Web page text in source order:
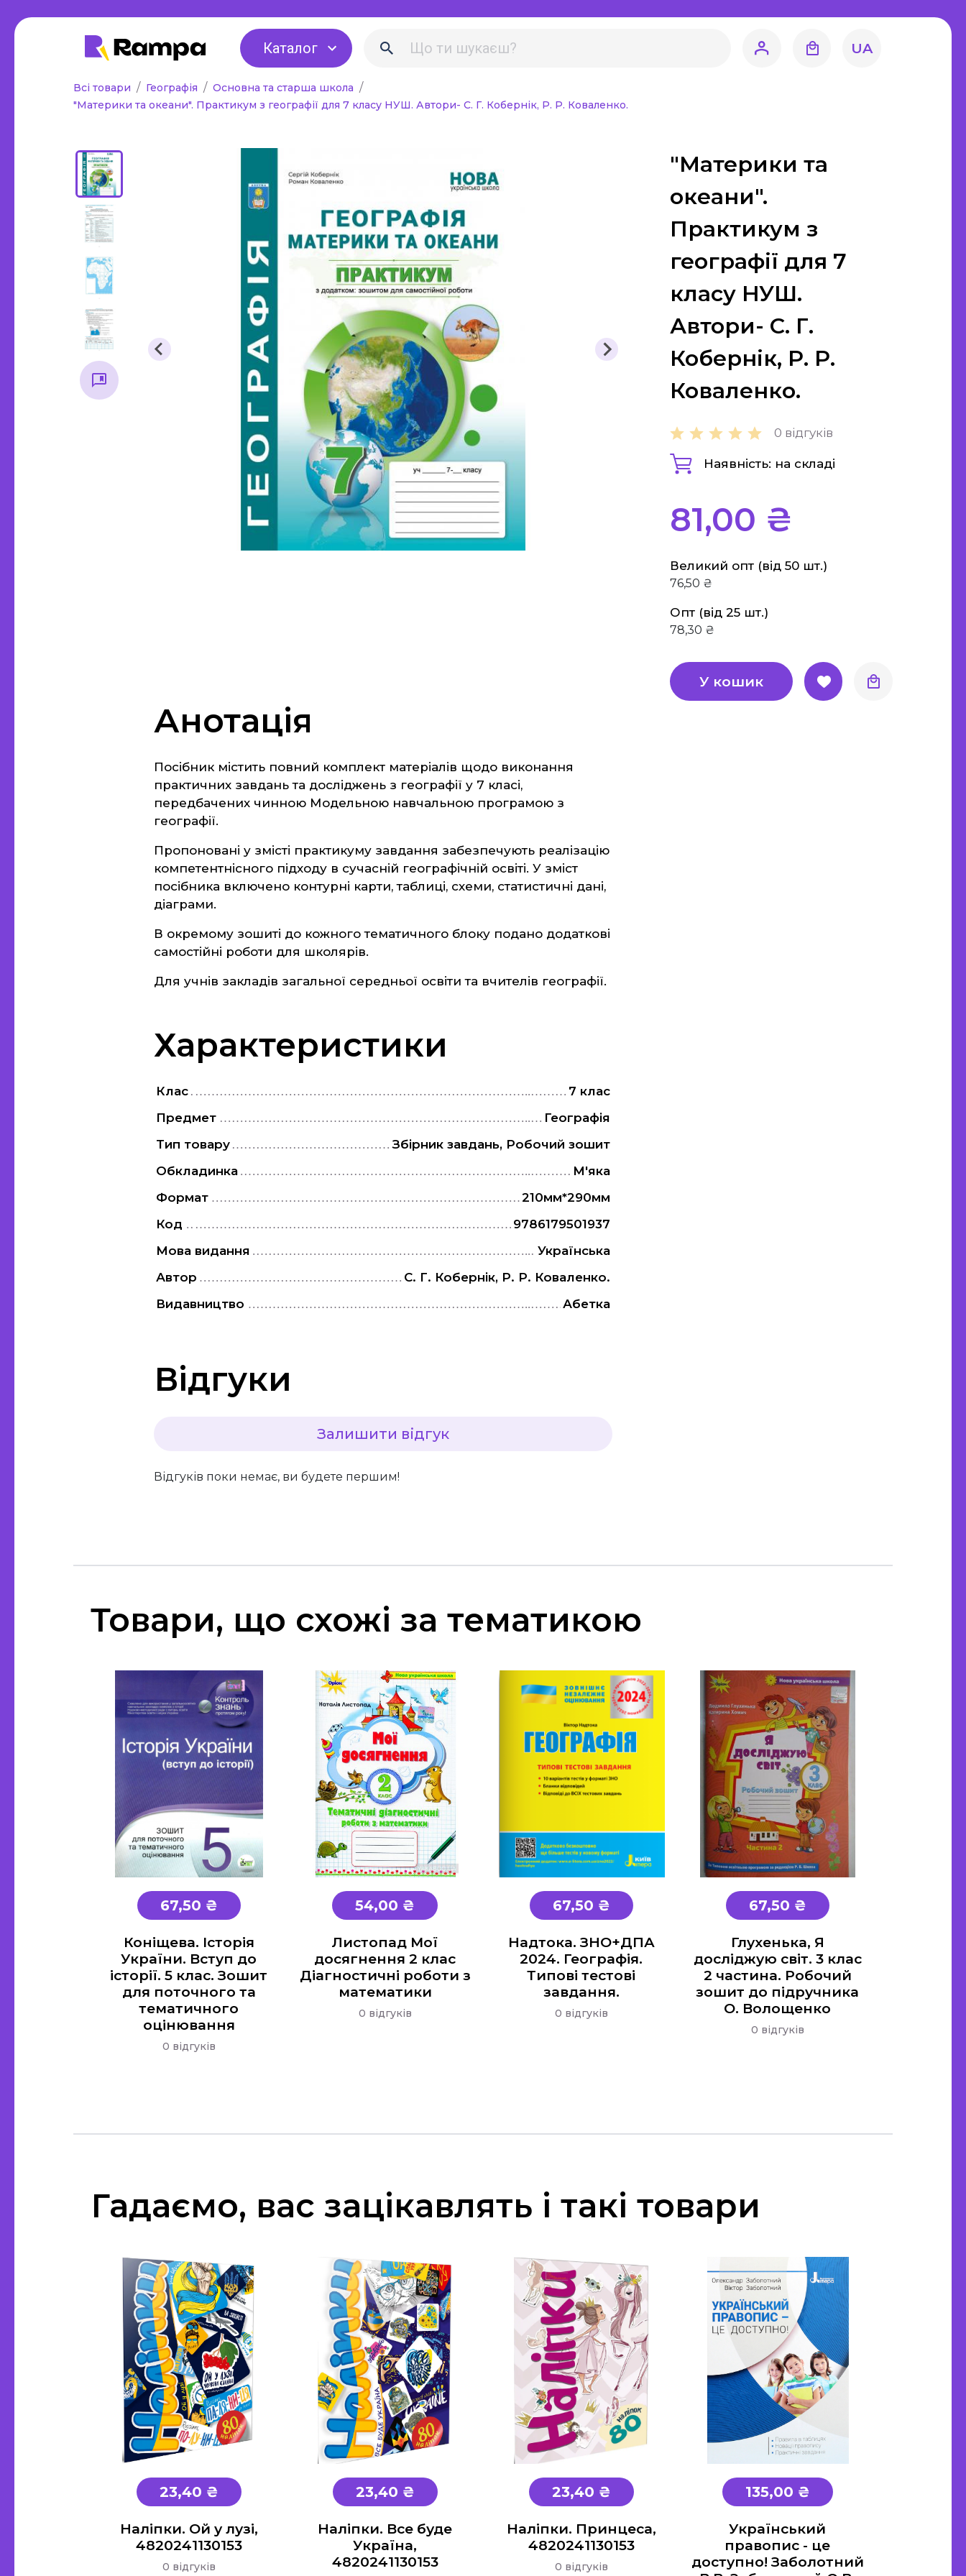
Каталог UA
Всі товари Географія
Основна та старша школа
"Материки та океани". Практикум з географії для 7 класу НУШ. Автори- С. Г. Кобернік, Р. Р. Коваленко.
"Материки та
океани".
Практикум з
географії для 7
класу НУШ.
Автори- С. Г.
Кобернік, Р. Р.
Коваленко.
0 відгуків
Наявність: на складі
81,00 ₴
Великий опт (від 50 шт.)
76,50 ₴
Опт (від 25 шт.)
78,30 ₴
У кошик
Анотація
Посібник містить повний комплект матеріалів щодо виконання
практичних завдань та досліджень з географії у 7 класі,
передбачених чинною Модельною навчальною програмою з
географії.
Пропоновані у змісті практикуму завдання забезпечують реалізацію
компетентнісного підходу в сучасній географічній освіті. У зміст
посібника включено контурні карти, таблиці, схеми, статистичні дані,
діаграми.
В окремому зошиті до кожного тематичного блоку подано додаткові
самостійні роботи для школярів.
Для учнів закладів загальної середньої освіти та вчителів географії.
Характеристики
Клас
7 клас
Предмет
Географія
Тип товару
Збірник завдань, Робочий зошит
Обкладинка
М'яка
Формат
210мм*290мм
Код
9786179501937
Мова видання
Українська
Автор
С. Г. Кобернік, Р. Р. Коваленко.
Видавництво
Абетка
Відгуки
Залишити відгук
Відгуків поки немає, ви будете першим!
Товари, що схожі за тематикою
67,50 ₴
Коніщева. Історія
України. Вступ до
історії. 5 клас. Зошит
для поточного та
тематичного
оцінювання
0 відгуків
54,00 ₴
Листопад Мої
досягнення 2 клас
Діагностичні роботи з
математики
0 відгуків
67,50 ₴
Надтока. ЗНО+ДПА
2024. Географія.
Типові тестові
завдання.
0 відгуків
67,50 ₴
Глухенька, Я
досліджую світ. 3 клас
2 частина. Робочий
зошит до підручника
О. Волощенко
0 відгуків
Гадаємо, вас зацікавлять і такі товари
23,40 ₴
Наліпки. Ой у лузі,
4820241130153
0 відгуків
23,40 ₴
Наліпки. Все буде
Україна,
4820241130153
23,40 ₴
Наліпки. Принцеса,
4820241130153
0 відгуків
135,00 ₴
Український
правопис - це
доступно! Заболотний
ранній розвиток,
підготовка до
школи
аплікації
Робочі зошити
Стенди, оформлення
інтер'єру, роздаткові
матеріали, таблиці
Методична література, все
для вихователя
Початкова школа
2 клас
4 клас
1-4 класів
Методичні рекомендації,
все для вчителя
Інклюзивне навчання
Таблиці, наочність
Інше
Основна та
старша школа
Основи здоров'я
Історія
Правознавство
Екологія
Фізика
Німецька мова
Образотворче мистецтво
Етика, Християнська етика
Захист Вітчизни
Таблиці, наочність
література
Світова література
4 клас
9 клас
11 клас
Художня
література
"Є" Підтримка, витратьте
вашу тисячу з користю
Для дорослих